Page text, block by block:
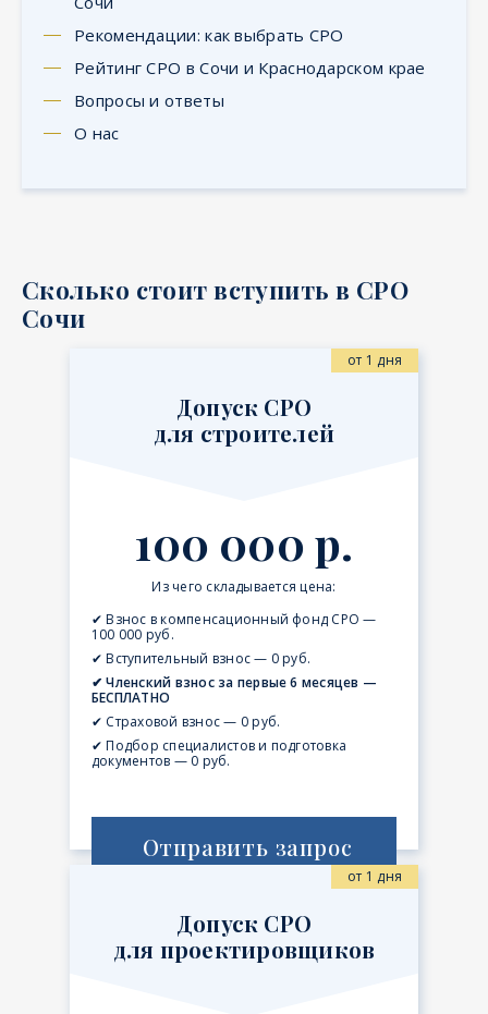
Рекомендации: как выбрать СРО
Рейтинг СРО в Сочи и Краснодарском крае
Вопросы и ответы
О нас
Сколько стоит вступить в СРО
Сочи
от 1 дня
Допуск СРО
для строителей
100 000 р.
Из чего складывается цена:
✔ Взнос в компенсационный фонд СРО —
100 000 руб.
✔ Вступительный взнос — 0 руб.
✔ Членский взнос за первые 6 месяцев —
БЕСПЛАТНО
✔ Страховой взнос — 0 руб.
✔ Подбор специалистов и подготовка
документов — 0 руб.
Отправить запрос
от 1 дня
Допуск СРО
для проектировщиков